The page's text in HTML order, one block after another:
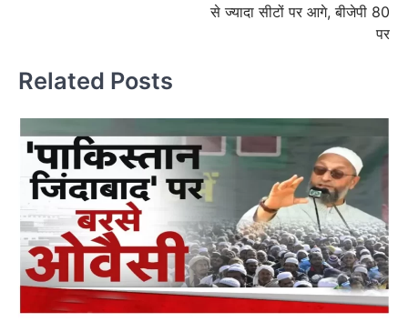
से ज्यादा सीटों पर आगे, बीजेपी 80
पर
Related Posts